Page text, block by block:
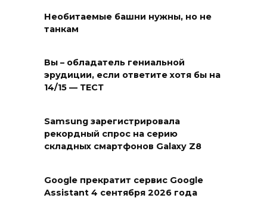
Необитаемые башни нужны, но не
танкам
Вы – обладатель гениальной
эрудиции, если ответите хотя бы на
14/15 — ТЕСТ
Samsung зарегистрировала
рекордный спрос на серию
складных смартфонов Galaxy Z8
Google прекратит сервис Google
Assistant 4 сентября 2026 года